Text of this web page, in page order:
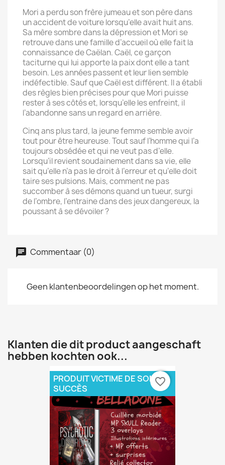
Mori a perdu son frère jumeau et son père dans
un accident de voiture lorsqu’elle avait huit ans.
Sa mère sombre dans la dépression et Mori se
retrouve dans une famille d’accueil où elle fait la
connaissance de Caëlan. Caël, ce garçon
taciturne qui lui apporte la paix dont elle a tant
besoin. Les années passent et leur lien semble
indéfectible. Sauf que Caël est différent. Il a établi
des règles bien précises pour que Mori puisse
rester à ses côtés et, lorsqu’elle les enfreint, il
l’abandonne sans un regard en arrière.
Cinq ans plus tard, la jeune femme semble avoir
tout pour être heureuse. Tout sauf l’homme qui l’a
toujours obsédée et qui ne veut pas d’elle.
Lorsqu’il revient soudainement dans sa vie, elle
sait qu’elle n’a pas le droit à l’erreur et qu’elle doit
taire ses pulsions. Mais, comment ne pas
succomber à ses démons quand un tueur, surgi
de l’ombre, l’entraine dans des jeux dangereux, la
poussant à se dévoiler ?
Commentaar (0)
Geen klantenbeoordelingen op het moment.
Klanten die dit product aangeschaft
hebben kochten ook...
PRODUIT VICTIME DE SON
SUCCÈS
favorite_border